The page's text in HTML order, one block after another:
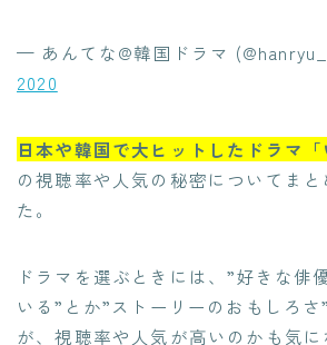
— あんてな@韓国ドラマ
2020
日本や韓国で大ヒットしたドラマ「
の視聴率や人気の秘密についてま
た。
ドラマを選ぶときには、”好きな俳
いる”とか”ストーリーのおもしろ
が、視聴率や人気が高いのかも気に